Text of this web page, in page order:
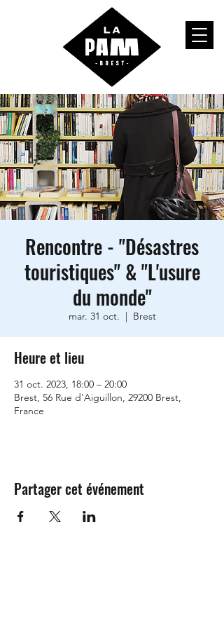
Rencontre - "Désastres
touristiques" & "L'usure
du monde"
mar. 31 oct.
  |
Brest
Heure et lieu
31 oct. 2023, 18:00 – 20:00
Brest, 56 Rue d'Aiguillon, 29200 Brest,
France
Partager cet événement